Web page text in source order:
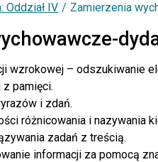
Oddział IV Zamierzenia
wzrokowej – odszukiwanie
z pamięci.
i zdań.
różnicowania i nazywania
zadań z treścią.
informacji za pomocą